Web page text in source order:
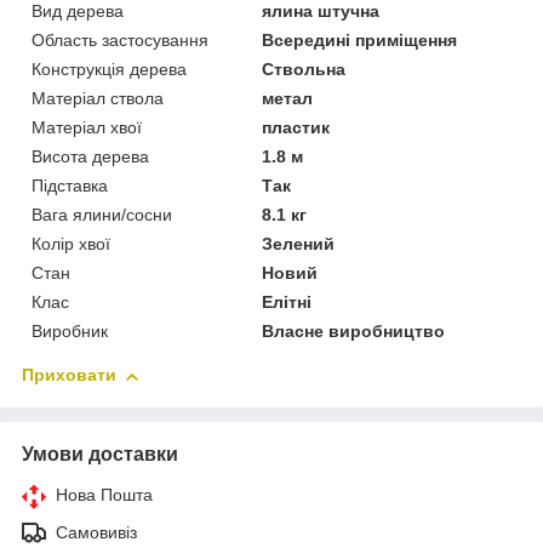
Вид дерева
ялина штучна
Область застосування
Всередині приміщення
Конструкція дерева
Ствольна
Матеріал ствола
метал
Матеріал хвої
пластик
Висота дерева
1.8 м
Підставка
Так
Вага ялини/сосни
8.1 кг
Колір хвої
Зелений
Стан
Новий
Клас
Елітні
Виробник
Власне виробництво
Приховати
Умови доставки
Нова Пошта
Самовивіз